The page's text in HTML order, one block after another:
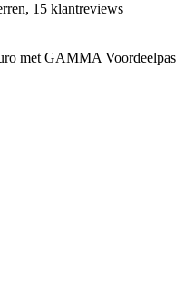
15 klantreviews
met GAMMA Voordeelpas